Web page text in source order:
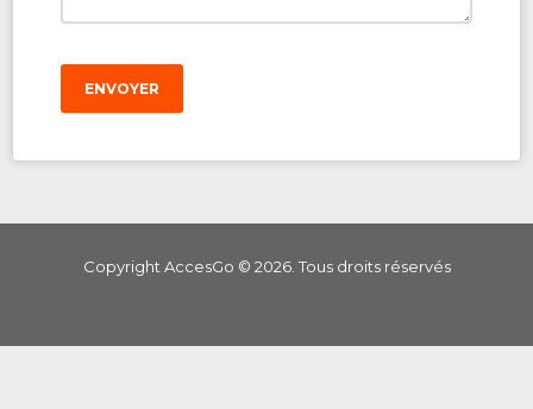
ENVOYER
Copyright AccesGo © 2026. Tous droits réservés